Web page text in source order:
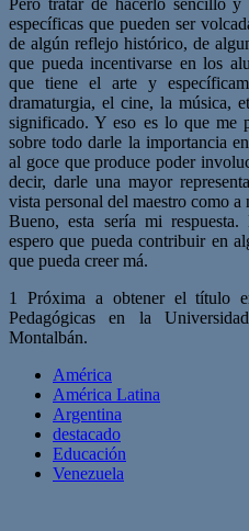
específicas que pueden ser
de algún reflejo histórico, de
que pueda incentivarse en los
que tiene el arte y
dramaturgia, el cine, la música,
significado. Y eso es lo que me
sobre todo darle la importancia
al goce que produce poder
decir, darle una mayor
vista personal del maestro como
Bueno, esta sería mi
espero que pueda contribuir en
que pueda creer má.
1 Próxima a obtener el título
Pedagógicas en la
Montalbán.
América
América Latina
Argentina
destacado
Educación
Venezuela